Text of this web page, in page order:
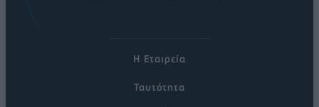
Η Εταιρεία
Ταυτότητα